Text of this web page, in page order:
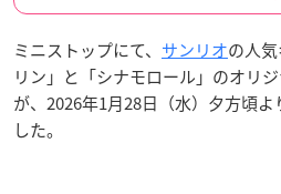
ミニストップにて、 サンリオの人
リン」と「シナモロール」のオリ
が、2026年1月28日（水）夕方頃
した。